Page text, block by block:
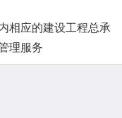
相应的建设工程总承
理服务